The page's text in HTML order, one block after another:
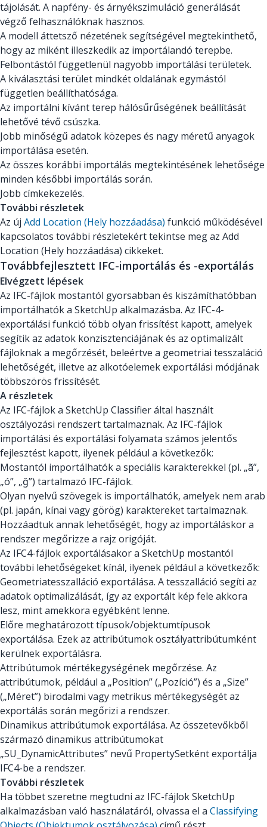
tájolását. A napfény- és árnyékszimuláció generálását
végző felhasználóknak hasznos.
A modell áttetsző nézetének segítségével megtekinthető,
hogy az miként illeszkedik az importálandó terepbe.
Felbontástól függetlenül nagyobb importálási területek.
A kiválasztási terület mindkét oldalának egymástól
független beállíthatósága.
Az importálni kívánt terep hálósűrűségének beállítását
lehetővé tévő csúszka.
Jobb minőségű adatok közepes és nagy méretű anyagok
importálása esetén.
Az összes korábbi importálás megtekintésének lehetősége
minden későbbi importálás során.
Jobb címkekezelés.
További részletek
Az új Add Location (Hely hozzáadása) funkció működésével
kapcsolatos további részletekért tekintse meg az Add
Location (Hely hozzáadása) cikkeket.
Továbbfejlesztett IFC-importálás és -exportálás
Elvégzett lépések
Az IFC-fájlok mostantól gyorsabban és kiszámíthatóbban
importálhatók a SketchUp alkalmazásba. Az IFC-4-
exportálási funkció több olyan frissítést kapott, amelyek
segítik az adatok konzisztenciájának és az optimalizált
fájloknak a megőrzését, beleértve a geometriai tesszaláció
lehetőségét, illetve az alkotóelemek exportálási módjának
többszörös frissítését.
A részletek
Az IFC-fájlok a SketchUp Classifier által használt
osztályozási rendszert tartalmaznak. Az IFC-fájlok
importálási és exportálási folyamata számos jelentős
fejlesztést kapott, ilyenek például a következők:
Mostantól importálhatók a speciális karakterekkel (pl. „ã”,
„ó”, „ğ”) tartalmazó IFC-fájlok.
Olyan nyelvű szövegek is importálhatók, amelyek nem arab
(pl. japán, kínai vagy görög) karaktereket tartalmaznak.
Hozzáadtuk annak lehetőségét, hogy az importáláskor a
rendszer megőrizze a rajz origóját.
Az IFC4-fájlok exportálásakor a SketchUp mostantól
további lehetőségeket kínál, ilyenek például a következők:
Geometriatesszalláció exportálása. A tesszalláció segíti az
adatok optimalizálását, így az exportált kép fele akkora
lesz, mint amekkora egyébként lenne.
Előre meghatározott típusok/objektumtípusok
exportálása. Ezek az attribútumok osztályattribútumként
kerülnek exportálásra.
Attribútumok mértékegységének megőrzése. Az
attribútumok, például a „Position” („Pozíció”) és a „Size”
(„Méret”) birodalmi vagy metrikus mértékegységét az
exportálás során megőrizi a rendszer.
Dinamikus attribútumok exportálása. Az összetevőkből
származó dinamikus attribútumokat
„SU_DynamicAttributes” nevű PropertySetként exportálja
IFC4-be a rendszer.
További részletek
Ha többet szeretne megtudni az IFC-fájlok SketchUp
alkalmazásban való használatáról, olvassa el a Classifying